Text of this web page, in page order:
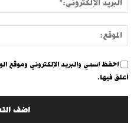
احفظ اسمي والبريد الإلكتروني وموقع
أعلق فيها.